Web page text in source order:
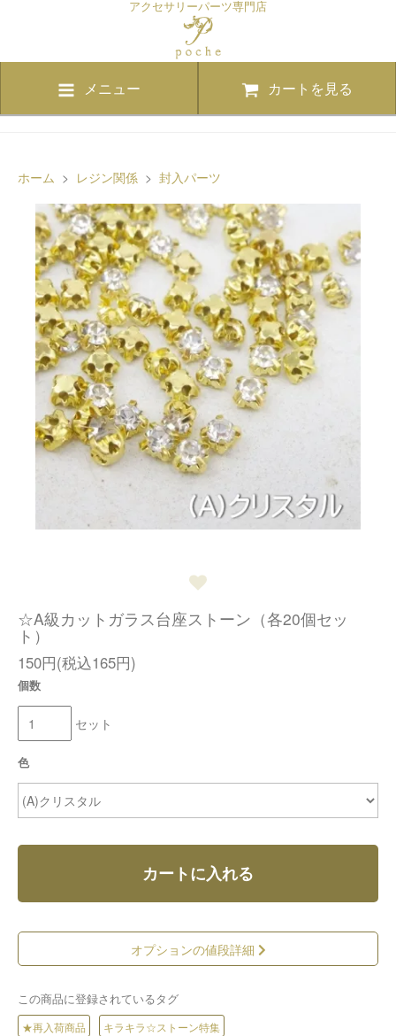
アクセサリーパーツ専門店
メニュー カートを見る
ホーム > レジン関係 > 封入パーツ
☆A級カットガラス台座ストーン（各20個セッ
ト）
150円(税込165円)
個数
セット
色
カートに入れる
オプションの値段詳細
この商品に登録されているタグ
★再入荷商品 キラキラ☆ストーン特集